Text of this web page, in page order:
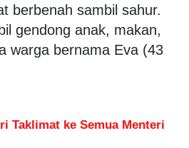
berbenah sambil sahur.
gendong anak, makan,
warga bernama Eva (43
Taklimat ke Semua Menteri